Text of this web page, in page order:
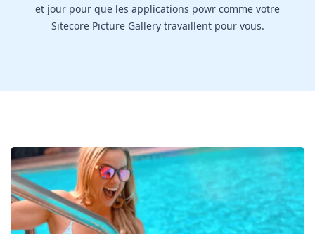
et jour pour que les applications powr comme votre
Sitecore Picture Gallery travaillent pour vous.